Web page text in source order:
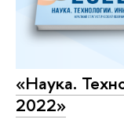
«Наука.
2022»